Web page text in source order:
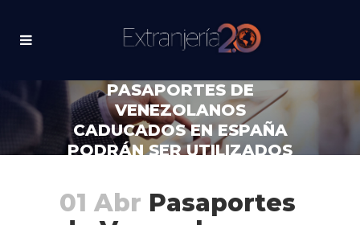
PASAPORTES DE
VENEZOLANOS
CADUCADOS EN ESPAÑA
PODRÁN SER UTILIZADOS
01 Abr Pasaportes